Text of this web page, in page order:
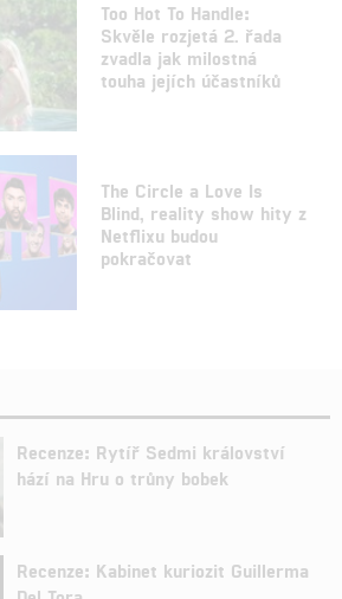
Too Hot To Handle:
Skvěle rozjetá 2. řada
zvadla jak milostná
touha jejích účastníků
The Circle a Love Is
Blind, reality show hity z
Netflixu budou
pokračovat
Recenze: Rytíř Sedmi království
hází na Hru o trůny bobek
Recenze: Kabinet kuriozit Guillerma